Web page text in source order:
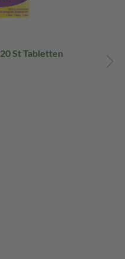
Allegra Allergietabletten 20 St Tabletten